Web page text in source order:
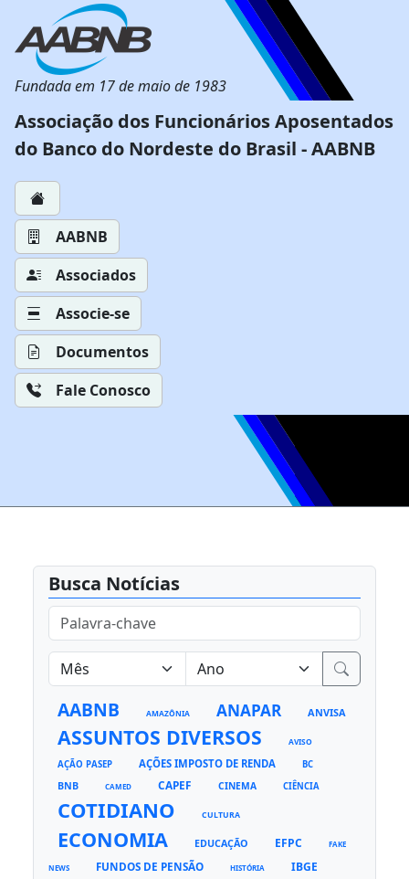
Fundada em 17 de maio de 1983
Associação dos Funcionários Aposentados
do Banco do Nordeste do Brasil - AABNB
AABNB
Associados
Associe-se
Documentos
Fale Conosco
Busca Notícias
AABNB AMAZÔNIA ANAPAR ANVISA
ASSUNTOS DIVERSOS AVISO
AÇÃO PASEP AÇÕES IMPOSTO DE RENDA BC
BNB CAMED CAPEF CINEMA CIÊNCIA
COTIDIANO CULTURA
ECONOMIA EDUCAÇÃO EFPC FAKE
NEWS FUNDOS DE PENSÃO HISTÓRIA IBGE